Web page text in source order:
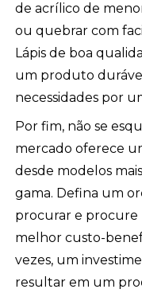
de acrílico de
ou quebrar com
Lápis de boa
um produto
necessidades por
Por fim, não se
mercado oferece
desde modelos
gama. Defina um
procurar e procure
melhor custo-
vezes, um
resultar em um